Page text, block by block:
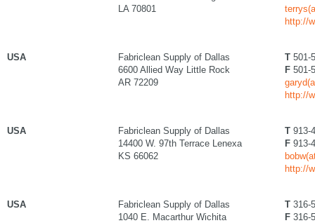
LA 70801
http://
USA
Fabriclean Supply of Dallas
6600 Allied Way Little Rock
AR 72209
T 501-
F 501-
http://
USA
Fabriclean Supply of Dallas
14400 W. 97th Terrace Lenexa
KS 66062
T 913-
F 913-
http://
USA
Fabriclean Supply of Dallas
1040 E. Macarthur Wichita
T 316-
F 316-